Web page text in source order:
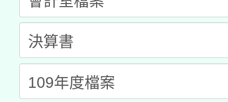
用水績優單位及節水達
動」
桃園市孔廟祈福系列
開 智慧啟航」
2026年桃園地景藝術